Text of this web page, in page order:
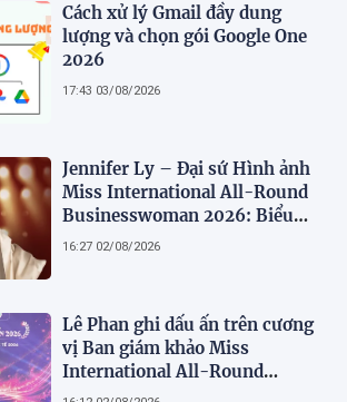
Cách xử lý Gmail đầy dung
lượng và chọn gói Google One
2026
17:43 03/08/2026
Jennifer Ly – Đại sứ Hình ảnh
Miss International All-Round
Businesswoman 2026: Biểu
tượng của nhan sắc, trí tuệ và
16:27 02/08/2026
Lê Phan ghi dấu ấn trên cương
vị Ban giám khảo Miss
International All-Round
Businesswoman 2026: Thanh